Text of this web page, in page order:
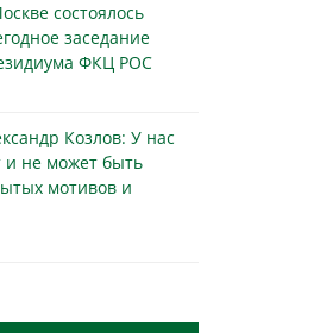
состоялось
заседание
ФКЦ РОС
Козлов: У нас
и не может быть
мотивов и